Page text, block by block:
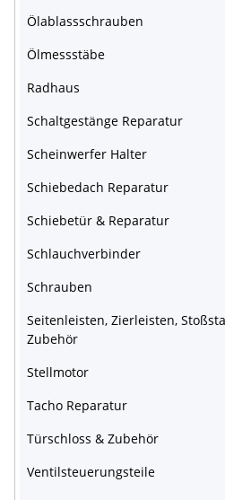
Ölablassschrauben
Ölmessstäbe
Radhaus
Schaltgestänge Reparatur
Scheinwerfer Halter
Schiebedach Reparatur
Schiebetür & Reparatur
Schlauchverbinder
Schrauben
Seitenleisten, Zierleisten,
Zubehör
Stellmotor
Tacho Reparatur
Türschloss & Zubehör
Ventilsteuerungsteile